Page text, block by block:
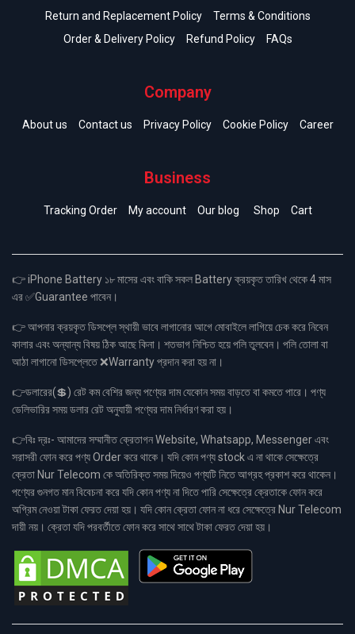
Return and Replacement Policy
Terms & Conditions
Order & Delivery Policy
Refund Policy FAQs
Company
About us Contact us Privacy Policy Cookie Policy Career
Business
Tracking Order My account Our blog Shop Cart
👉 iPhone Battery ১৮ মাসের এবং বাকি সকল Battery ক্রয়কৃত তারিখ থেকে 4 মাস
এর ✅Guarantee পাবেন।
👉 আপনার ক্রয়কৃত ডিসপ্লে স্থায়ী ভাবে লাগানোর আগে মোবাইলে লাগিয়ে চেক করে নিবেন
কালার এবং অন্যান্য বিষয় ঠিক আছে কিনা। শতভাগ নিশ্চিত হয়ে পলি তুলবেন। পলি তোলা বা
আঠা লাগানো ডিসপ্লেতে ❌Warranty প্রদান করা হয় না।
👉ডলারের(💲) রেট কম বেশির জন্য পণ্যের দাম যেকোন সময় বাড়তে বা কমতে পারে। পণ্য
ডেলিভারির সময় ডলার রেট অনুযায়ী পণ্যের দাম নির্ধারণ করা হয়।
👉বিঃ দ্রঃ- আমাদের সম্মানীত ক্রেতাগন Website, Whatsapp, Messenger এবং
সরাসরী ফোন করে পণ্য Order করে থাকে। যদি কোন পণ্য stock এ না থাকে সেক্ষেত্রে
ক্রেতা Nur Telecom কে অতিরিক্ত সময় দিয়েও পণ্যটি নিতে আগ্রহ প্রকাশ করে থাকেন।
পণ্যের গুনগত মান বিবেচনা করে যদি কোন পণ্য না দিতে পারি সেক্ষেত্রে ক্রেতাকে ফোন করে
অগ্রিম নেওয়া টাকা ফেরত দেয়া হয়। যদি কোন ক্রেতা ফোন না ধরে সেক্ষেত্রে Nur Telecom
দায়ী নয়। ক্রেতা যদি পরবর্তীতে ফোন করে সাথে সাথে টাকা ফেরত দেয়া হয়।